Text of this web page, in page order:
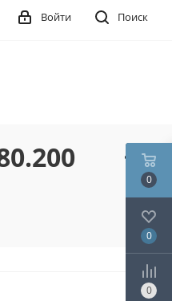
Поиск
Войти
0
0
0